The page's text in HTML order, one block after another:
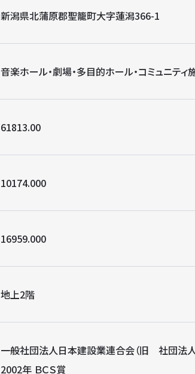
新潟県北蒲原郡聖籠町大字蓮潟366-1
音楽ホール・劇場・多目的ホール・コミュニティ
61813.00
10174.000
16959.000
地上2階
一般社団法人日本建設業連合会（旧 社団法
2002年 ＢＣＳ賞